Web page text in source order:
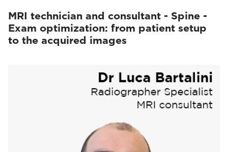
MRI technician and consultant - Spine -
Exam optimization: from patient setup
to the acquired images